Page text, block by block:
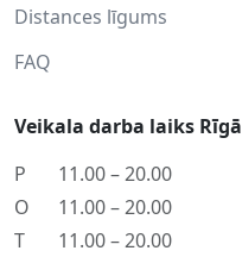
Distances līgums
FAQ
Veikala darba laiks Rīgā
P
11.00 – 20.00
O
11.00 – 20.00
T
11.00 – 20.00